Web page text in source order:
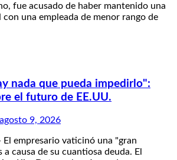
fue acusado de haber mantenido una
una empleada de menor rango de
nada que pueda impedirlo":
el futuro de EE.UU.
agosto 9, 2026
El empresario vaticinó una "gran
causa de su cuantiosa deuda. El